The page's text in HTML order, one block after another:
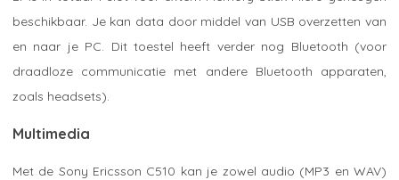
beschikbaar. Je kan data door middel van USB overzetten van
en naar je PC. Dit toestel heeft verder nog Bluetooth (voor
draadloze communicatie met andere Bluetooth apparaten,
zoals headsets).
Multimedia
Met de Sony Ericsson C510 kan je zowel audio (MP3 en WAV)